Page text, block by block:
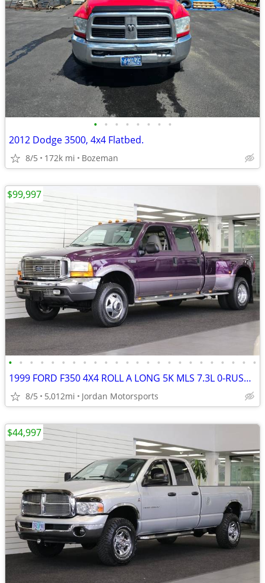
• • • • • • • •
2012 Dodge 3500, 4x4 Flatbed.
8/5 172k mi Bozeman
• • • • • • • • • • • • • • • • • • • • • • • •
1999 FORD F350 4X4 ROLL A LONG 5K MLS 7.3L 0-RUST F-350 2000 2001 2002
8/5 5,012mi Jordan Motorsports
$99,997
$44,997